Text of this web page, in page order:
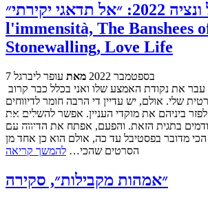
פסטיבל ונציה 2022: ״אל תדאגי יקירתי״,
l'immensità, The Banshees
Stonewalling, Love Life
7 בספטמבר 2022 מאת עופר ליברגל
שלי. אולם, יש עדיין די הרבה חומר לדיווחים
לפזר ביניהם את מוקדי העניין. אפשר להשלים את
בתגית הזאת. והפעם, אפתח את הדיווח עם
מדובר בפסטיבל עד כה, אולם הוא כן אחד מן
הסרטים שהכי… להמשך קריאה
״אמהות מקבילות״, סקירה